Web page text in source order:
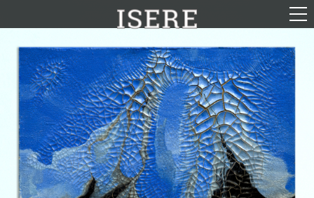
English (US)
Français
Portrait
Parcours
Galerie
Photomontages
Contact